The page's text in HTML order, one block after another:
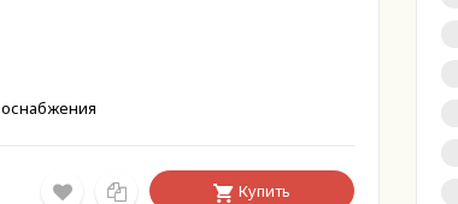
Купить